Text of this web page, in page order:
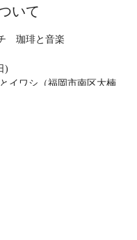
いて
　珈琲と音楽
)
イワシ（福岡市南区大楠